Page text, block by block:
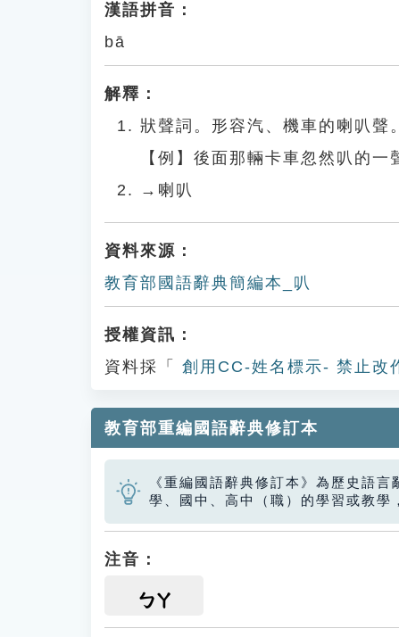
漢語拼音：
bā
解釋：
狀聲詞。形容汽、機車的喇叭聲。
【例】後面那輛卡車忽然叭的一
→喇叭
資料來源：
教育部國語辭典簡編本_叭
授權資訊：
資料採「
創用CC-姓名標示- 禁止改
教育部重編國語辭典修訂本
《重編國語辭典修訂本》為歷史語
學、國中、高中（職）的學習或教學
注音：
ㄅㄚ